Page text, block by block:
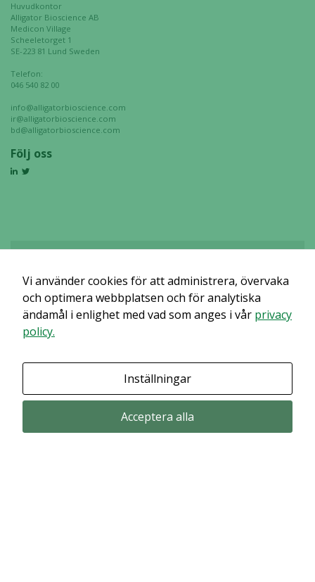
Huvudkontor
Alligator Bioscience AB
Medicon Village
Scheeletorget 1
SE-223 81 Lund Sweden
Telefon:
046 540 82 00
info@alligatorbioscience.com
ir@alligatorbioscience.com
bd@alligatorbioscience.com
Följ oss
Det verkar som om dina inställningar hindrar dig från att se detta
avstängt.
Vi använder cookies för att administrera, övervaka
och optimera webbplatsen och för analytiska
ändamål i enlighet med vad som anges i vår privacy
policy.
Inställningar
Acceptera alla